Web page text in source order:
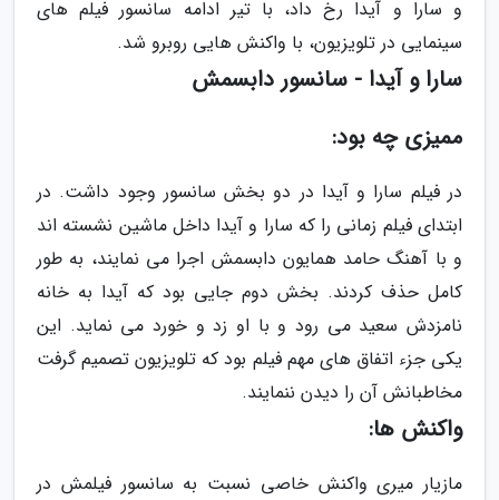
و سارا و آیدا رخ داد، با تیر ادامه سانسور فیلم های
سینمایی در تلویزیون، با واکنش هایی روبرو شد.
سارا و آیدا - سانسور دابسمش
ممیزی چه بود:
در فیلم سارا و آیدا در دو بخش سانسور وجود داشت. در
ابتدای فیلم زمانی را که سارا و آیدا داخل ماشین نشسته اند
و با آهنگ حامد همایون دابسمش اجرا می نمایند، به طور
کامل حذف کردند. بخش دوم جایی بود که آیدا به خانه
نامزدش سعید می رود و با او زد و خورد می نماید. این
یکی جزء اتفاق های مهم فیلم بود که تلویزیون تصمیم گرفت
مخاطبانش آن را دیدن ننمایند.
واکنش ها:
مازیار میری واکنش خاصی نسبت به سانسور فیلمش در